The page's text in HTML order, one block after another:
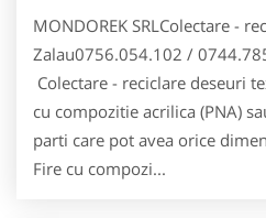
MONDOREK SRLColectare -
Zalau0756.054.102 /
Colectare - reciclare deseuri
cu compozitie acrilica (PNA)
parti care pot avea orice
Fire cu compozi...